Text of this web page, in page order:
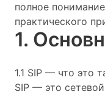
полное
практического
1.
1.1 SIP — что это
SIP — это